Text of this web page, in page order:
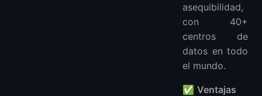
asequibilidad,
con 40+
centros de
datos en todo
el mundo.
✅ Ventajas